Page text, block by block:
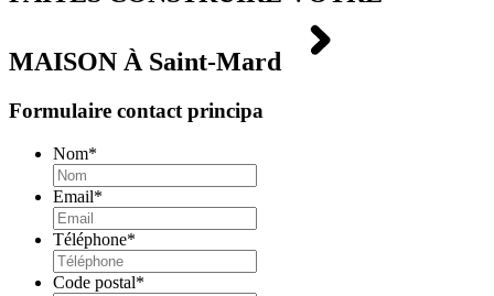
MAISON À Saint-Mard
Formulaire contact principa
Nom*
Email*
Téléphone*
Code postal*